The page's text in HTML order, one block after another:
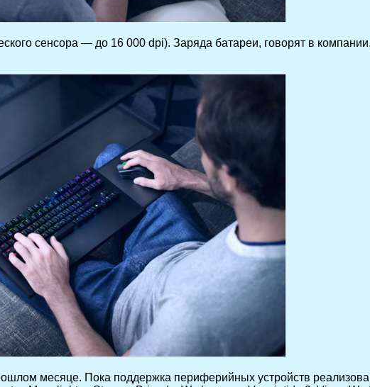
сенсора — до 16 000 dpi). Заряда батареи, говорят в
месяце. Пока поддержка периферийных устройств